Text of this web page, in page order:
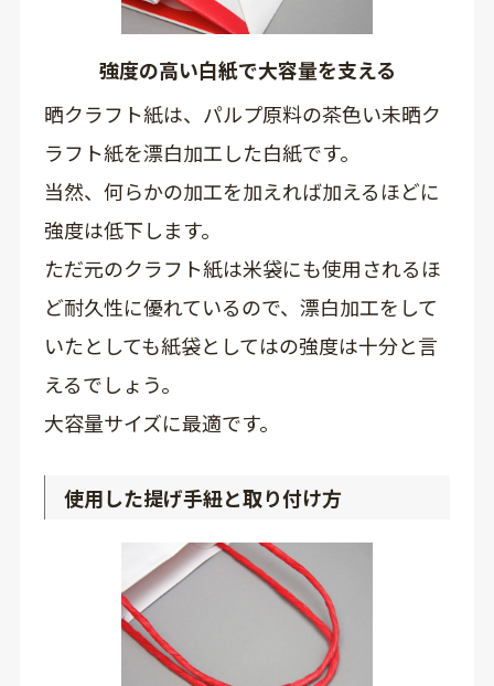
強度の高い白紙で大容量を支える
晒クラフト紙は、パルプ原料の茶色い未晒ク
ラフト紙を漂白加工した白紙です。
当然、何らかの加工を加えれば加えるほどに
強度は低下します。
ただ元のクラフト紙は米袋にも使用されるほ
ど耐久性に優れているので、漂白加工をして
いたとしても紙袋としてはの強度は十分と言
えるでしょう。
大容量サイズに最適です。
使用した提げ手紐と取り付け方